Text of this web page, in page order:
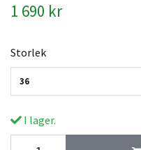
1 690 kr
Storlek
36
I lager.